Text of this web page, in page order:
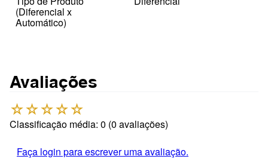
(Diferencial x
Automático)
Avaliações
☆☆☆☆☆
Classificação média: 0 (0 avaliações)
Faça login para escrever uma avaliação.